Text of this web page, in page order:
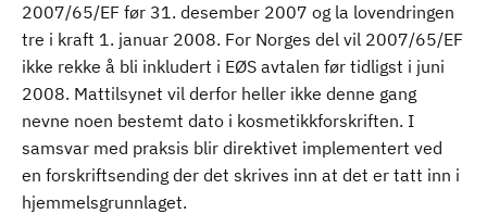
2007/65/EF før 31. desember 2007 og la lovendringen
tre i kraft 1. januar 2008. For Norges del vil 2007/65/EF
ikke rekke å bli inkludert i EØS avtalen før tidligst i juni
2008. Mattilsynet vil derfor heller ikke denne gang
nevne noen bestemt dato i kosmetikkforskriften. I
samsvar med praksis blir direktivet implementert ved
en forskriftsending der det skrives inn at det er tatt inn i
hjemmelsgrunnlaget.